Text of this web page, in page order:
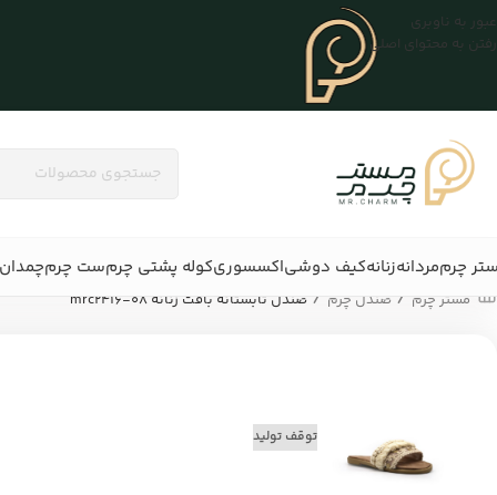
عبور به ناوبری
رفتن به محتوای اصلی
چرممردانهزنانهکیف دوشیاکسسوریکوله پشتی چرمست چرم
مستر چرم / صندل چرم / صندل تابستانه بافت زنانه mrc2416-08
توقف تولید